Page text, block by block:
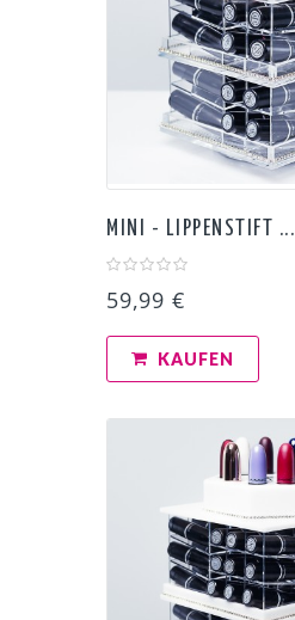
MINI - LIPPENSTIFT ...
59,99 €
KAUFEN